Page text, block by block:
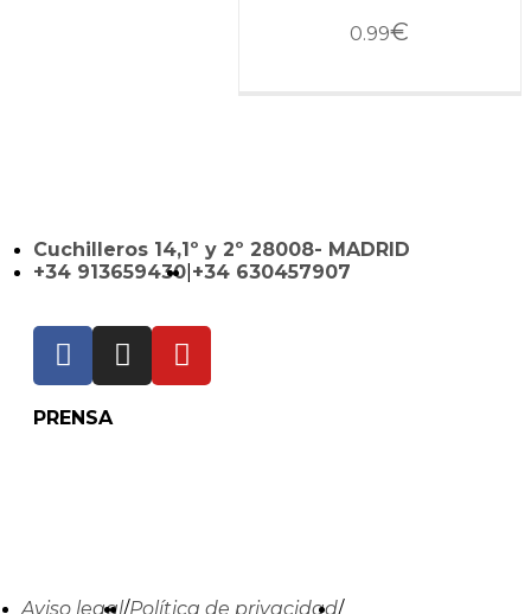
0.99€
Cuchilleros 14,1º y 2º 28008- MADRID
+34 913659430 +34 630457907
PRENSA
Aviso legal/Política de privacidad/